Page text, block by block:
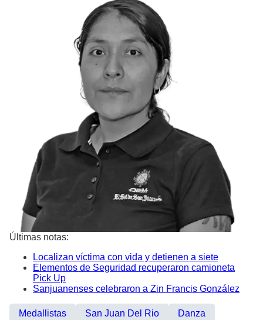
Últimas notas:
Localizan víctima con vida y detienen a siete
Elementos de Seguridad recuperaron camioneta
Pick Up
Sanjuanenses celebraron a Zin Francis González
Medallistas San Juan Del Rio Danza